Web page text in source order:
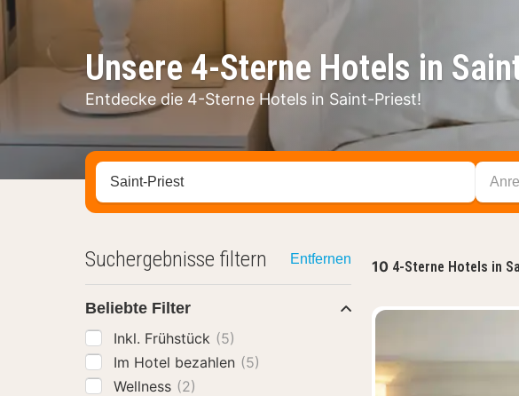
Unsere 4-Sterne Hotels in
Entdecke die 4-Sterne Hotels in Saint-Priest!
Stadt, Region oder Hotel suchen
10 4-Sterne Hotels in
Suchergebnisse filtern Entfernen
Beliebte Filter
Inkl. Frühstück (5)
Im Hotel bezahlen (5)
Wellness (2)